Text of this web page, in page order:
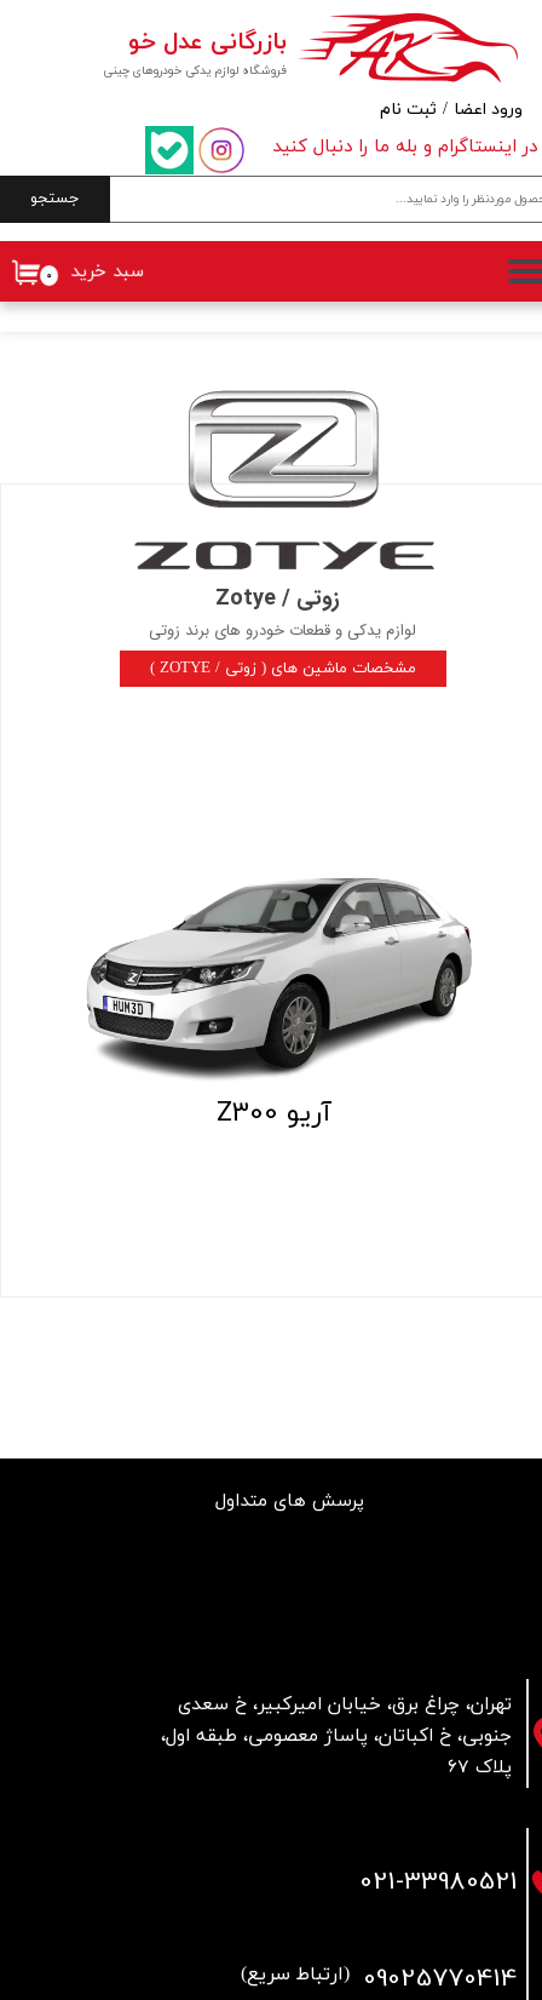
فروشگاه لوازم یدکی خودروهای چینی
بازرگانی عدل خو
جستجو
۰ سبد خرید
در اینستاگرام و بله ما را دنبال کنید
ورود اعضا / ثبت نام
حساب کاربری من
تغییر گذر واژه
سفارشات
خروج از حساب کاربری
زوتی / Zotye
لوازم یدکی و قطعات خودرو های برند زوتی
آریو Z300
( ZOTYE / مشخصات ماشین های ( زوتی
تهران، چراغ برق، خیابان امیرکبیر، خ سعدی
جنوبی، خ اکباتان، پاساژ معصومی، طبقه اول،
پلاک 67
پرسش های متداول
021-33980521
09025770414 (ارتباط سریع)